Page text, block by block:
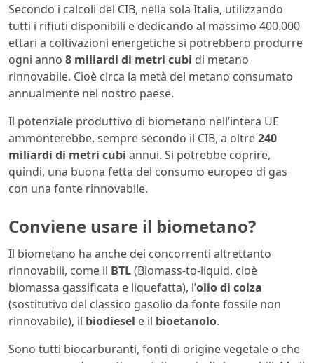
Secondo i calcoli del CIB, nella sola Italia, utilizzando
tutti i rifiuti disponibili e dedicando al massimo 400.000
ettari a coltivazioni energetiche si potrebbero produrre
ogni anno 8 miliardi di metri cubi di metano
rinnovabile. Cioè circa la metà del metano consumato
annualmente nel nostro paese.
Il potenziale produttivo di biometano nell’intera UE
ammonterebbe, sempre secondo il CIB, a oltre240
miliardi di metri cubi annui. Si potrebbe coprire,
quindi, una buona fetta del consumo europeo di gas
con una fonte rinnovabile.
Conviene usare il biometano?
Il biometano ha anche dei concorrenti altrettanto
rinnovabili, come il BTL(Biomass-to-liquid, cioè
biomassa gassificata e liquefatta), l’olio di colza
(sostitutivo del classico gasolio da fonte fossile non
rinnovabile), il biodiesel e il bioetanolo.
Sono tutti biocarburanti, fonti di origine vegetale o che